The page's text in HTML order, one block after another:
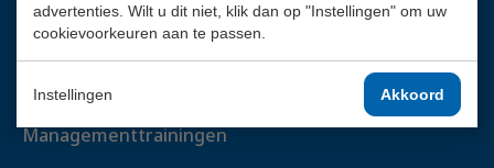
advertenties. Wilt u dit niet, klik dan op "Instellingen" om uw
cookievoorkeuren aan te passen.
Instellingen Akkoord
Code 95 nascholing
Veiligheidstrainingen
Managementtrainingen